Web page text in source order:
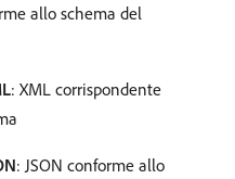
allo schema del
: XML corrispondente
: JSON conforme allo